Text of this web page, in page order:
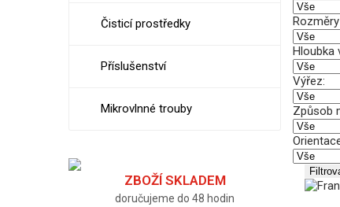
Hloubka
Výřez:
Způsob
Čisticí prostředky
Příslušenství
Mikrovlnné trouby
ZBOŽÍ SKLADEM
doručujeme do 48 hodin